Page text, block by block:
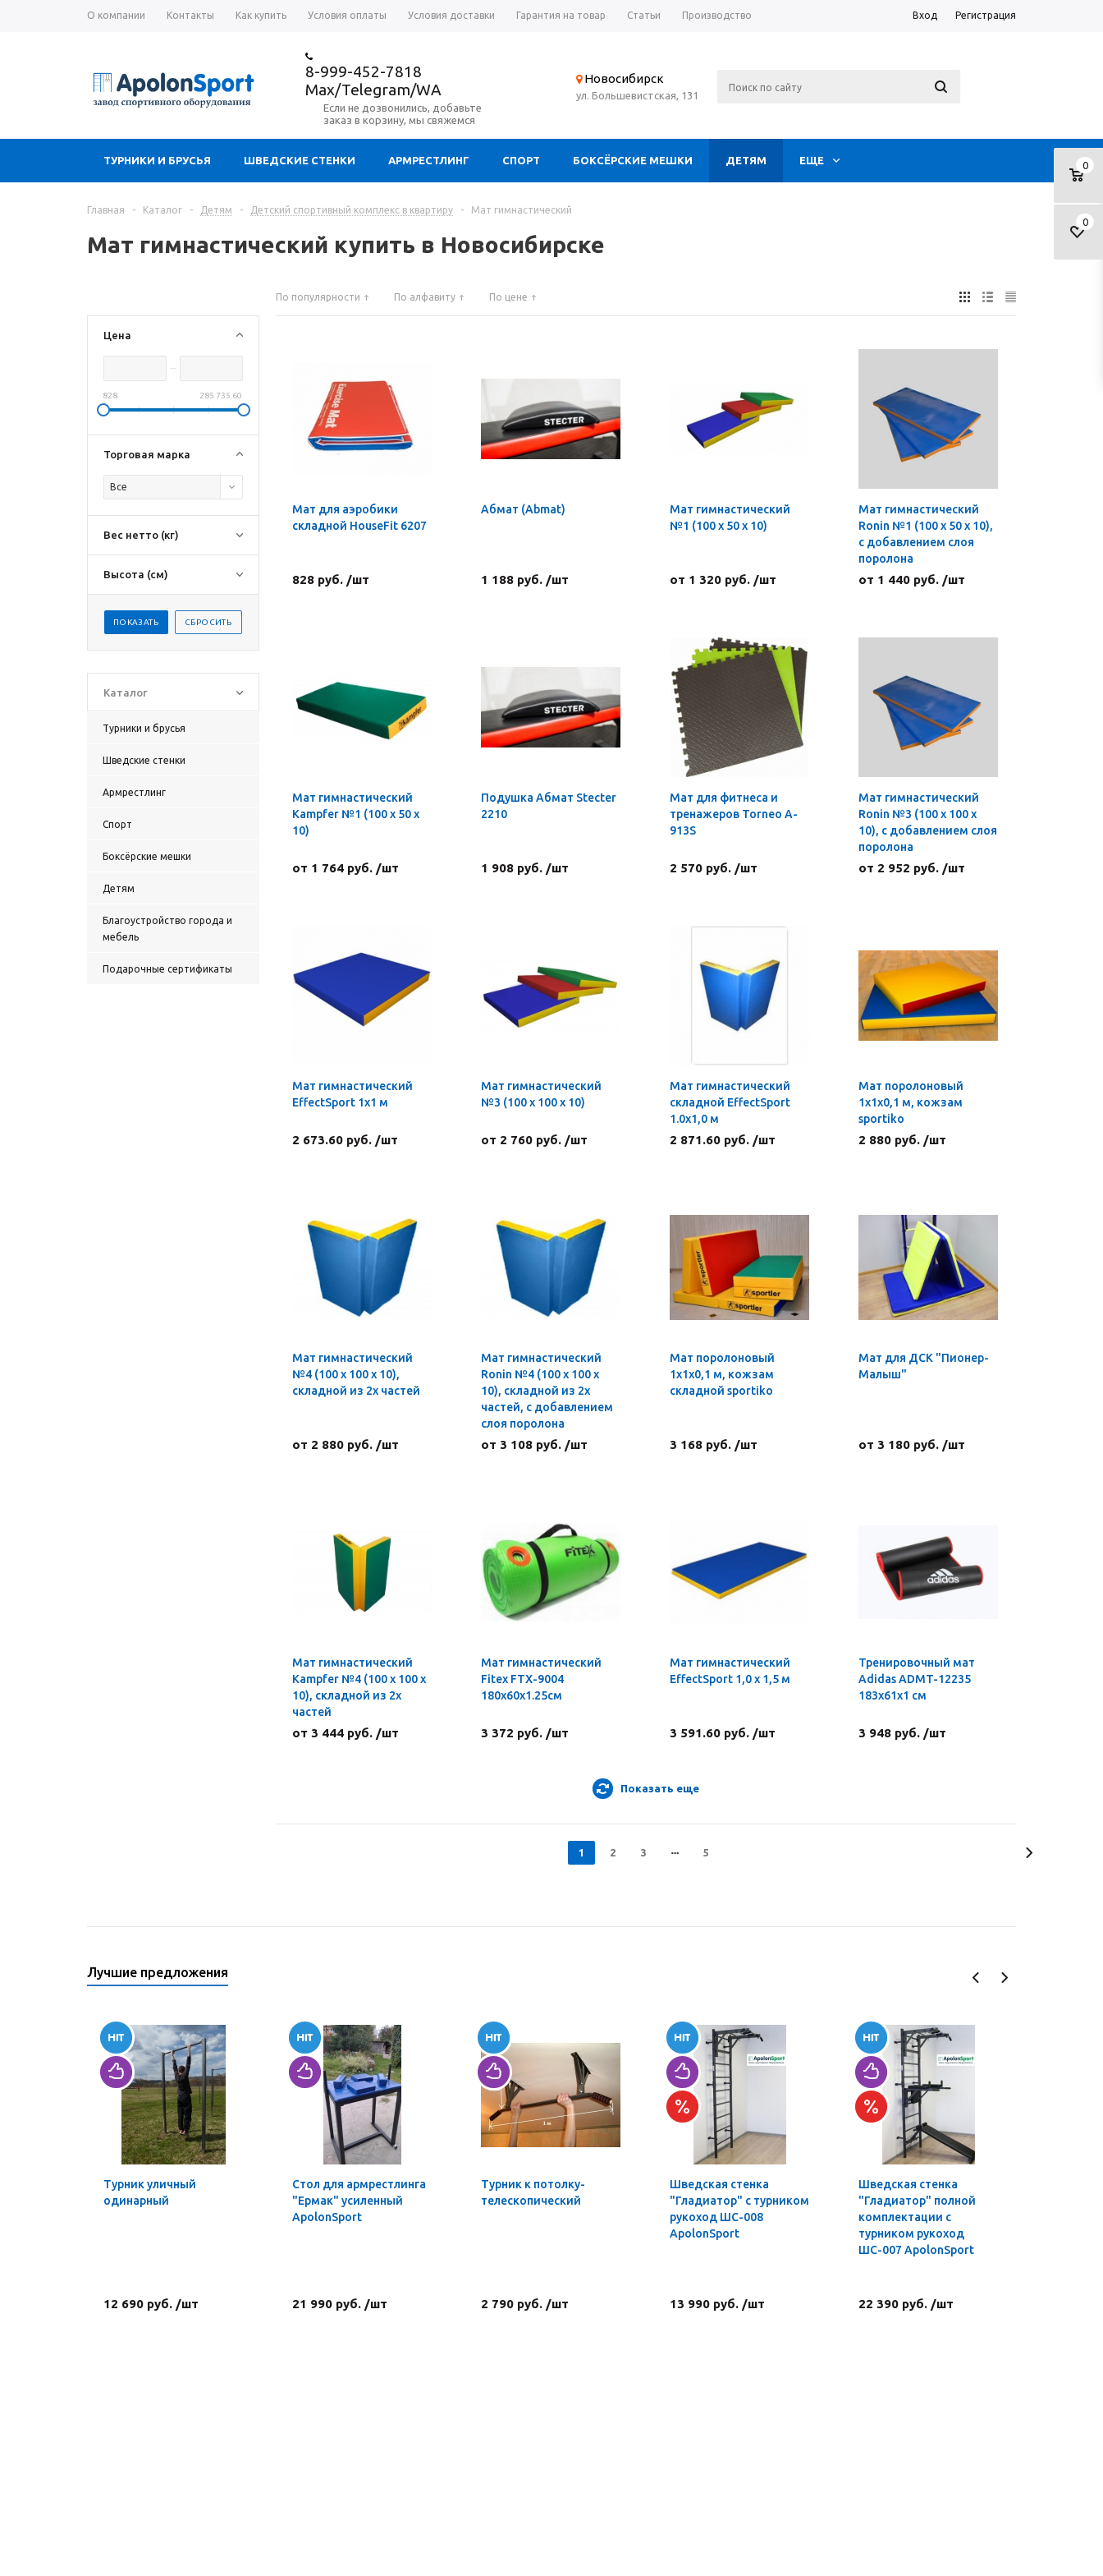
О компании Контакты Как купить Условия оплаты Условия доставки Гарантия на товар Статьи Производство Вход Регистрация
8-999-452-7818
Max/Telegram/WA
Если не дозвонились, добавьте
заказ в корзину, мы свяжемся
Новосибирск
ул. Большевистская, 131
0
0
ТУРНИКИ И БРУСЬЯ ШВЕДСКИЕ СТЕНКИ АРМРЕСТЛИНГ СПОРТ БОКСЁРСКИЕ МЕШКИ ДЕТЯМ ЕЩЕ
Главная - Каталог - Детям - Детский спортивный комплекс в квартиру - Мат гимнастический
Мат гимнастический купить в Новосибирске
Цена
828 285 735.60
Торговая марка
Все
Вес нетто (кг)
Высота (см)
Каталог
Турники и брусья
Шведские стенки
Армрестлинг
Спорт
Боксёрские мешки
Детям
Благоустройство города и
мебель
Подарочные сертификаты
По популярности По алфавиту По цене
Мат для аэробики
складной HouseFit 6207
828 руб. /шт
Абмат (Abmat)
1 188 руб. /шт
Мат гимнастический
№1 (100 х 50 х 10)
от 1 320 руб. /шт
Мат гимнастический
Ronin №1 (100 х 50 х 10),
с добавлением слоя
поролона
от 1 440 руб. /шт
Мат гимнастический
Kampfer №1 (100 х 50 х
10)
от 1 764 руб. /шт
Подушка Абмат Stecter
2210
1 908 руб. /шт
Мат для фитнеса и
тренажеров Torneo A-
913S
2 570 руб. /шт
Мат гимнастический
Ronin №3 (100 х 100 х
10), с добавлением слоя
поролона
от 2 952 руб. /шт
Мат гимнастический
EffectSport 1х1 м
2 673.60 руб. /шт
Мат гимнастический
№3 (100 х 100 х 10)
от 2 760 руб. /шт
Мат гимнастический
складной EffectSport
1.0х1,0 м
2 871.60 руб. /шт
Мат поролоновый
1х1х0,1 м, кожзам
sportiko
2 880 руб. /шт
Мат гимнастический
№4 (100 х 100 х 10),
складной из 2х частей
от 2 880 руб. /шт
Мат гимнастический
Ronin №4 (100 х 100 х
10), складной из 2х
частей, с добавлением
слоя поролона
от 3 108 руб. /шт
Мат поролоновый
1х1х0,1 м, кожзам
складной sportiko
3 168 руб. /шт
Мат для ДСК "Пионер-
Малыш"
от 3 180 руб. /шт
Мат гимнастический
Kampfer №4 (100 х 100 х
10), складной из 2х
частей
от 3 444 руб. /шт
Мат гимнастический
Fitex FTX-9004
180x60x1.25см
3 372 руб. /шт
Мат гимнастический
EffectSport 1,0 х 1,5 м
3 591.60 руб. /шт
Тренировочный мат
Adidas ADMT-12235
183x61x1 см
3 948 руб. /шт
Показать еще
1 2 3 5
Лучшие предложения
Турник уличный
одинарный
12 690 руб. /шт
Стол для армрестлинга
"Ермак" усиленный
ApolonSport
21 990 руб. /шт
Турник к потолку-
телескопический
2 790 руб. /шт
Шведская стенка
"Гладиатор" с турником
рукоход ШС-008
ApolonSport
13 990 руб. /шт
Шведская стенка
"Гладиатор" полной
комплектации с
турником рукоход
ШС-007 ApolonSport
22 390 руб. /шт